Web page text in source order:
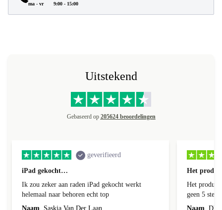
ma - vr 9:00 - 15:00
Uitstekend
Gebaseerd op 205624 beoordelingen
geverifieerd
iPad gekocht…
Ik zou zeker aan raden iPad gekocht werkt
helemaal naar behoren echt top
Naam
Saskia Van Der Laan
Het
Het product
geen 5 sterren geef is de onduidelijke
Naam Dhr.